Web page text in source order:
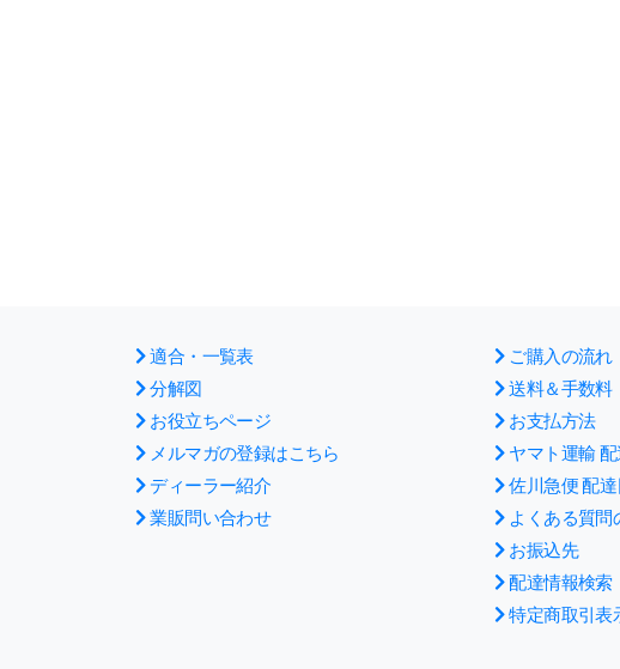
適合・一覧表
分解図
お役立ちページ
メルマガの登録はこちら
ディーラー紹介
業販問い合わせ
ご購入の流れ
送料＆手数料
お支払方法
ヤマト運輸
佐川急便 配
よくある質問
お振込先
配達情報検索
特定商取引表